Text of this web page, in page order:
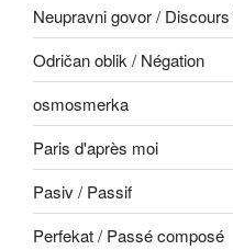
Neupravni govor /
Odričan oblik / Négation
osmosmerka
Paris d'après moi
Pasiv / Passif
Perfekat / Passé composé